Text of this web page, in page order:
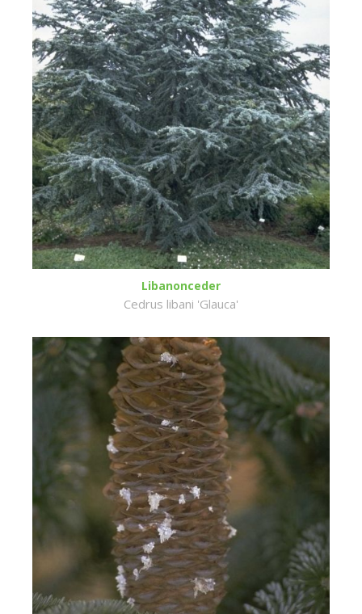
Libanonceder
Cedrus libani 'Glauca'